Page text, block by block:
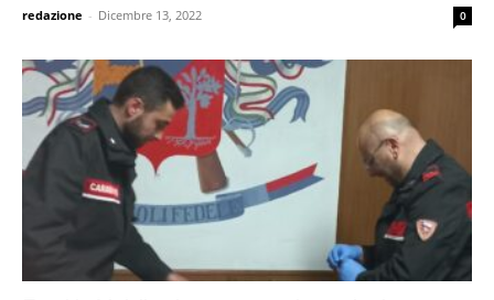
redazione - Dicembre 13, 2022 0